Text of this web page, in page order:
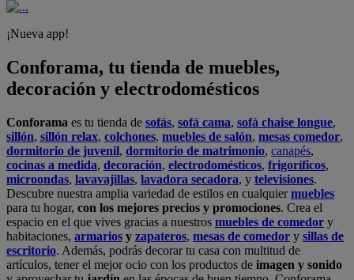
¡Nueva app!
Conforama, tu tienda de muebles,
decoración y electrodomésticos
Conforama es tu tienda de sofás, sofá cama, sofá chaise longue,
sillón, sillón relax, colchones, muebles de salón, mesas comedor,
dormitorio de juvenil, dormitorio de matrimonio, canapés,
cocinas a medida, decoración, electrodomésticos, frigoríficos,
microondas, lavavajillas, lavadora secadora, y televisiones.
Descubre nuestra amplia variedad de estilos en cualquiermuebles
para tu hogar, con los mejores precios y promociones. Crea el
espacio en el que vives gracias a nuestros muebles de comedor y
habitaciones, armarios y zapateros, mesas de comedor y sillas de
escritorio. Además, podrás decorar tu casa con multitud de
artículos, tener el mejor ocio con los productos de imagen y sonido